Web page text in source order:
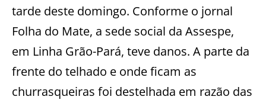
tarde deste domingo. Conforme o jornal
Folha do Mate, a sede social da Assespe,
em Linha Grão-Pará, teve danos. A parte da
frente do telhado e onde ficam as
churrasqueiras foi destelhada em razão das